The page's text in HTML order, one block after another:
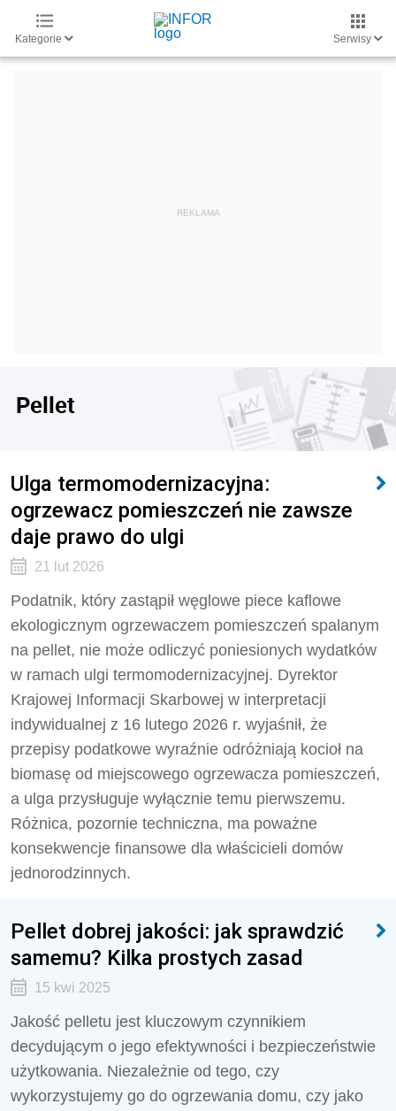
Kategorie Serwisy
Pellet
Ulga termomodernizacyjna:
ogrzewacz pomieszczeń nie zawsze
daje prawo do ulgi
21 lut 2026
Podatnik, który zastąpił węglowe piece kaflowe
ekologicznym ogrzewaczem pomieszczeń spalanym
na pellet, nie może odliczyć poniesionych wydatków
w ramach ulgi termomodernizacyjnej. Dyrektor
Krajowej Informacji Skarbowej w interpretacji
indywidualnej z 16 lutego 2026 r. wyjaśnił, że
przepisy podatkowe wyraźnie odróżniają kocioł na
biomasę od miejscowego ogrzewacza pomieszczeń,
a ulga przysługuje wyłącznie temu pierwszemu.
Różnica, pozornie techniczna, ma poważne
konsekwencje finansowe dla właścicieli domów
jednorodzinnych.
Pellet dobrej jakości: jak sprawdzić
samemu? Kilka prostych zasad
15 kwi 2025
Jakość pelletu jest kluczowym czynnikiem
decydującym o jego efektywności i bezpieczeństwie
użytkowania. Niezależnie od tego, czy
wykorzystujemy go do ogrzewania domu, czy jako